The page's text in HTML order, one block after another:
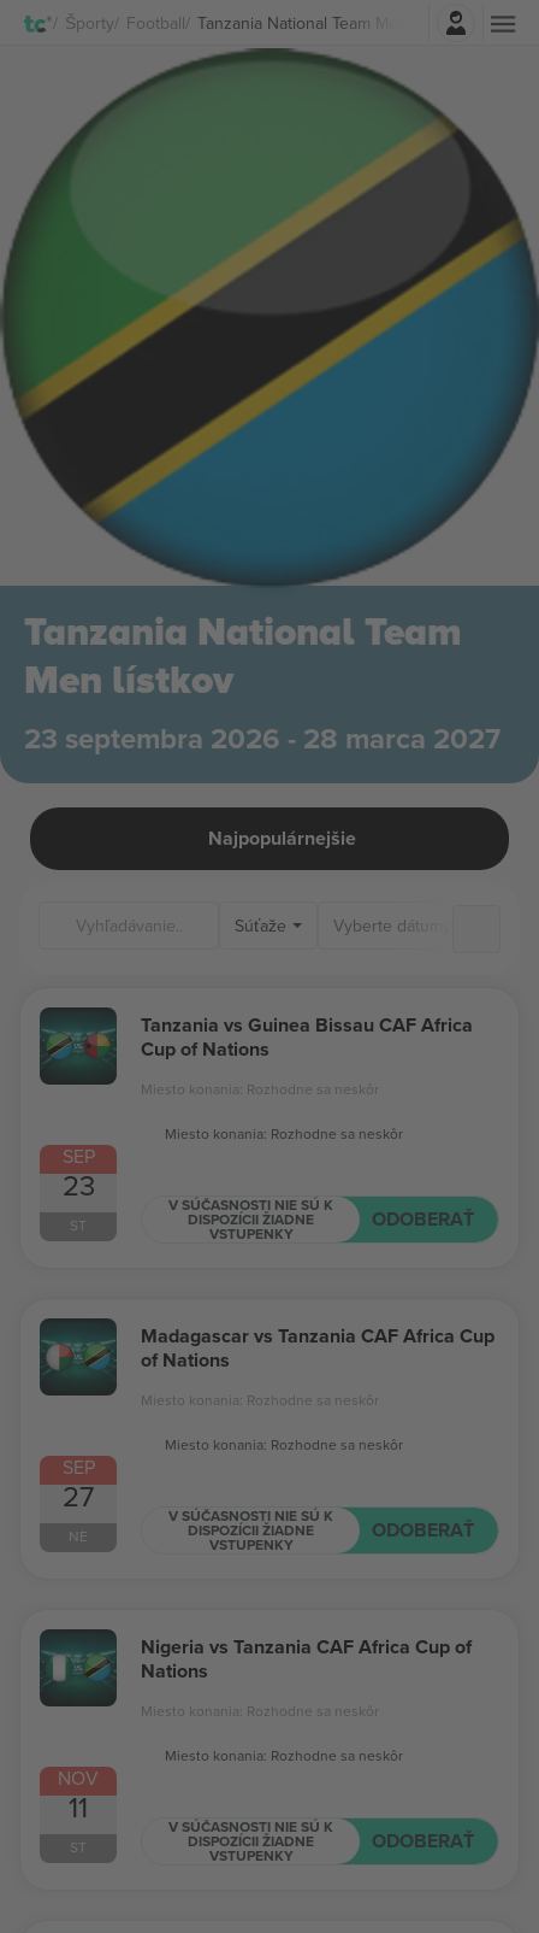
Športy Football Tanzania National Team Men lístkov
Prihlásenie
Tanzania National Team
Men lístkov
23 septembra 2026 - 28 marca 2027
Najpopulárnejšie
Súťaže
SEP
23
ST
Tanzania vs Guinea Bissau CAF Africa
Cup of Nations
Miesto konania: Rozhodne sa neskôr
Miesto konania: Rozhodne sa neskôr
V SÚČASNOSTI NIE SÚ K
DISPOZÍCII ŽIADNE
VSTUPENKY
ODOBERAŤ
SEP
27
NE
Madagascar vs Tanzania CAF Africa Cup
of Nations
Miesto konania: Rozhodne sa neskôr
Miesto konania: Rozhodne sa neskôr
V SÚČASNOSTI NIE SÚ K
DISPOZÍCII ŽIADNE
VSTUPENKY
ODOBERAŤ
NOV
11
ST
Nigeria vs Tanzania CAF Africa Cup of
Nations
Miesto konania: Rozhodne sa neskôr
Miesto konania: Rozhodne sa neskôr
V SÚČASNOSTI NIE SÚ K
DISPOZÍCII ŽIADNE
VSTUPENKY
ODOBERAŤ